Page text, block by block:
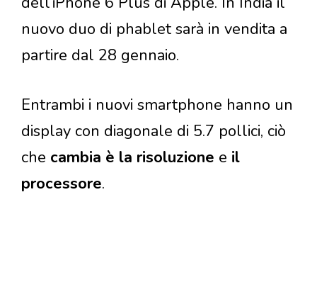
nuovo duo di phablet sarà in vendita a
partire dal 28 gennaio.
Entrambi i nuovi smartphone hanno un
display con diagonale di 5.7 pollici, ciò
che cambia è la risoluzione e il
processore.